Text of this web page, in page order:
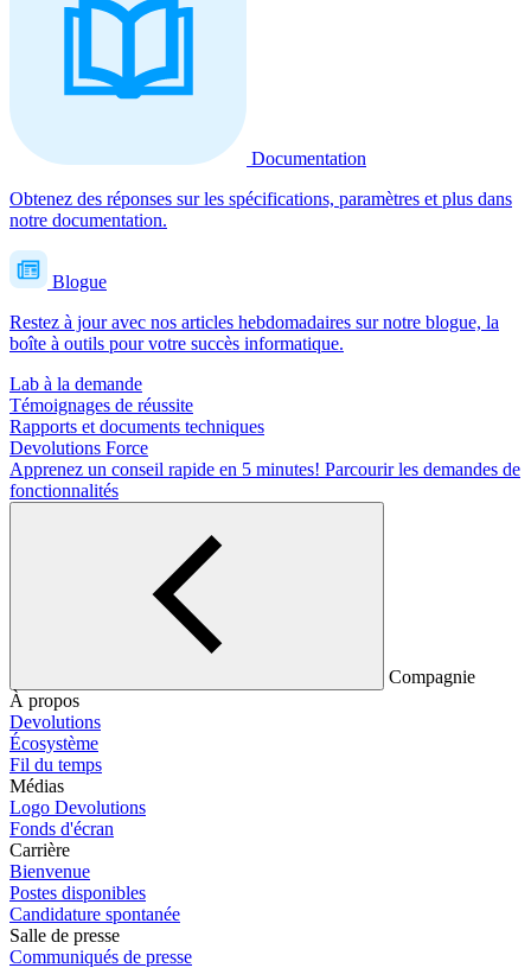
Documentation
Obtenez des réponses sur les spécifications, paramètres et plus dans
notre documentation.
Blogue
Restez à jour avec nos articles hebdomadaires sur notre blogue, la
boîte à outils pour votre succès informatique.
Lab à la demande
Témoignages de réussite
Rapports et documents techniques
Devolutions Force
Apprenez un conseil rapide en 5 minutes! Parcourir les demandes de
fonctionnalités
Compagnie
À propos
Devolutions
Écosystème
Fil du temps
Médias
Logo Devolutions
Fonds d'écran
Carrière
Bienvenue
Postes disponibles
Candidature spontanée
Salle de presse
Communiqués de presse